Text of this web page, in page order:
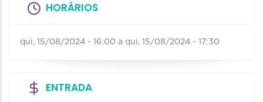
HORÁRIOS
qui, 15/08/2024 - 16:00 a qui, 15/08/2024 - 17:30
ENTRADA